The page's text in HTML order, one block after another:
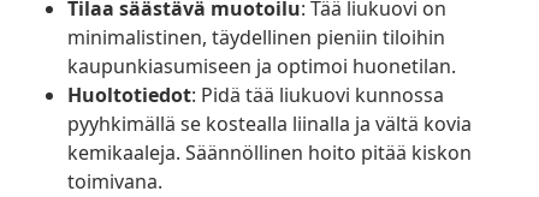
Tilaa säästävä muotoilu: Tää liukuovi on
minimalistinen, täydellinen pieniin tiloihin
kaupunkiasumiseen ja optimoi huonetilan.
Huoltotiedot: Pidä tää liukuovi kunnossa
pyyhkimällä se kostealla liinalla ja vältä kovia
kemikaaleja. Säännöllinen hoito pitää kiskon
toimivana.